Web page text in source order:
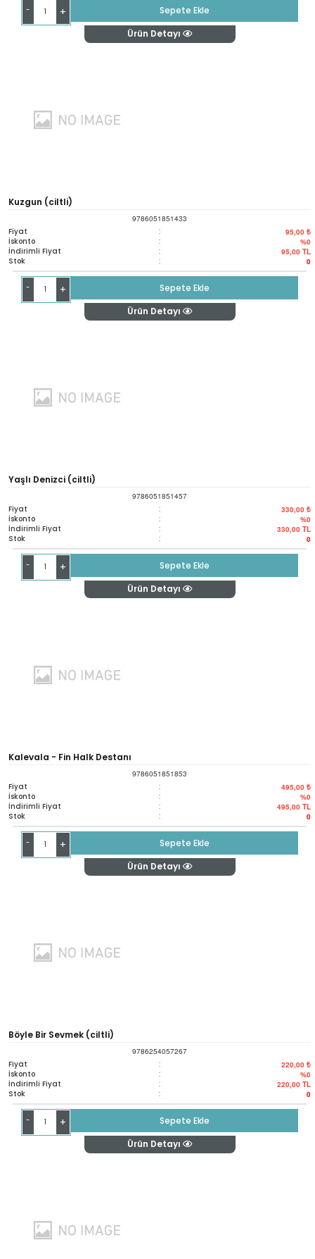
- +
Sepete Ekle
Ürün Detayı
Kuzgun (ciltli)
9786051851433
Fiyat : 95,00 ₺
İskonto : %0
İndirimli Fiyat : 95,00 TL
Stok : 0
- +
Sepete Ekle
Ürün Detayı
Yaşlı Denizci (ciltli)
9786051851457
Fiyat : 330,00 ₺
İskonto : %0
İndirimli Fiyat : 330,00 TL
Stok : 0
- +
Sepete Ekle
Ürün Detayı
Kalevala - Fin Halk Destanı
9786051851853
Fiyat : 495,00 ₺
İskonto : %0
İndirimli Fiyat : 495,00 TL
Stok : 0
- +
Sepete Ekle
Ürün Detayı
Böyle Bir Sevmek (ciltli)
9786254057267
Fiyat : 220,00 ₺
İskonto : %0
İndirimli Fiyat : 220,00 TL
Stok : 0
- +
Sepete Ekle
Ürün Detayı